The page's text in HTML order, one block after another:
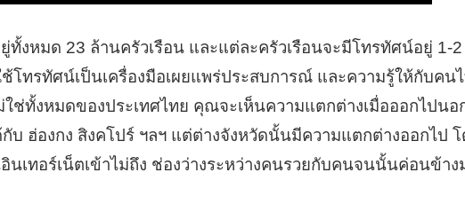
ทั้งหมด 23 ล้านครัวเรือน และแต่ละครัวเรือนจะมีโทรทัศน์อยู่ 1-2
ช้โทรทัศน์เป็นเครื่องมือเผยแพร่ประสบการณ์ และความรู้ให้กับคน
ใช่ทั้งหมดของประเทศไทย คุณจะเห็นความแตกต่างเมื่อออกไปนอ
กับ ฮ่องกง สิงคโปร์ ฯลฯ แต่ต่างจังหวัดนั้นมีความแตกต่างออกไป
เทอร์เน็ตเข้าไม่ถึง ช่องว่างระหว่างคนรวยกับคนจนนั้นค่อนข้าง